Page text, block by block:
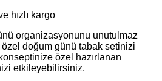
hızlı kargo
organizasyonunu unutulmaz
doğum günü tabak setinizi
özel hazırlanan
etkileyebilirsiniz.